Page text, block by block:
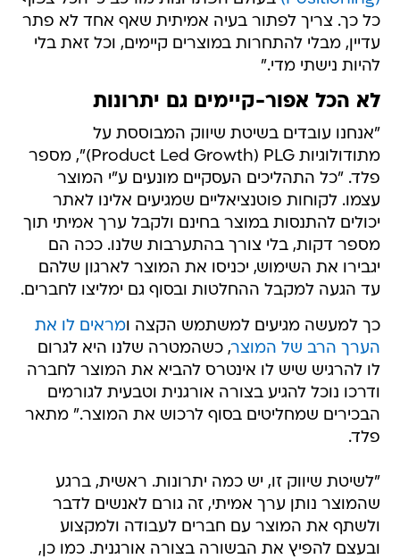
כל כך. צריך לפתור בעיה אמיתית שאף אחד לא פתר
עדיין, מבלי להתחרות במוצרים קיימים, וכל זאת בלי
להיות נישתי מדי."
לא הכל אפור-קיימים גם יתרונות
"אנחנו עובדים בשיטת שיווק המבוססת על
מתודולוגיות Product Led Growth) PLG)", מספר
פלד. "כל התהליכים העסקיים מונעים ע"י המוצר
עצמו. לקוחות פוטנציאליים שמגיעים אלינו לאתר
יכולים להתנסות במוצר בחינם ולקבל ערך אמיתי תוך
מספר דקות, בלי צורך בהתערבות שלנו. ככה הם
יגבירו את השימוש, יכניסו את המוצר לארגון שלהם
עד הגעה למקבל ההחלטות ובסוף גם ימליצו לחברים.
כך למעשה מגיעים למשתמש הקצה ומראים לו את
הערך הרב של המוצר, כשהמטרה שלנו היא לגרום
לו להרגיש שיש לו אינטרס להביא את המוצר לחברה
ודרכו נוכל להגיע בצורה אורגנית וטבעית לגורמים
הבכירים שמחליטים בסוף לרכוש את המוצר." מתאר
פלד.
"לשיטת שיווק זו, יש כמה יתרונות. ראשית, ברגע
שהמוצר נותן ערך אמיתי, זה גורם לאנשים לדבר
ולשתף את המוצר עם חברים לעבודה ולמקצוע
ובעצם להפיץ את הבשורה בצורה אורגנית. כמו כן,